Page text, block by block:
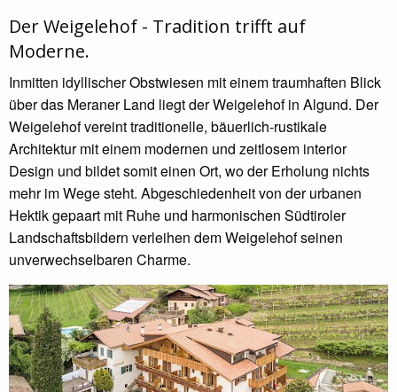
Der Weigelehof - Tradition trifft auf
Moderne.
Inmitten idyllischer Obstwiesen mit einem traumhaften Blick
über das Meraner Land liegt der Weigelehof in Algund. Der
Weigelehof vereint traditionelle, bäuerlich-rustikale
Architektur mit einem modernen und zeitlosem interior
Design und bildet somit einen Ort, wo der Erholung nichts
mehr im Wege steht. Abgeschiedenheit von der urbanen
Hektik gepaart mit Ruhe und harmonischen Südtiroler
Landschaftsbildern verleihen dem Weigelehof seinen
unverwechselbaren Charme.